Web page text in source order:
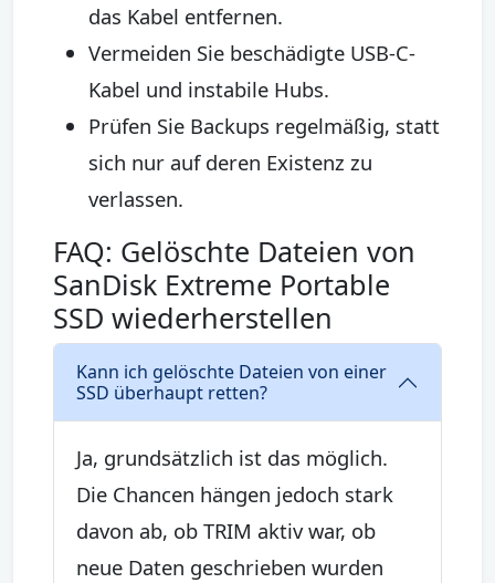
das Kabel entfernen.
Vermeiden Sie beschädigte USB-C-
Kabel und instabile Hubs.
Prüfen Sie Backups regelmäßig, statt
sich nur auf deren Existenz zu
verlassen.
FAQ: Gelöschte Dateien von
SanDisk Extreme Portable
SSD wiederherstellen
Kann ich gelöschte Dateien von einer
SSD überhaupt retten?
Ja, grundsätzlich ist das möglich.
Die Chancen hängen jedoch stark
davon ab, ob TRIM aktiv war, ob
neue Daten geschrieben wurden